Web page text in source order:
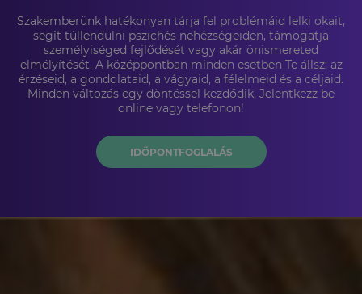
Szakemberünk hatékonyan tárja fel problémáid lelki okait,
segít túllendülni pszichés nehézségeiden, támogatja
személyiséged fejlődését vagy akár önismereted
elmélyítését. A középpontban minden esetben Te állsz: az
érzéseid, a gondolataid, a vágyaid, a félelmeid és a céljaid.
Minden változás egy döntéssel kezdődik. Jelentkezz be
online vagy telefonon!
IDŐPONTFOGLALÁS